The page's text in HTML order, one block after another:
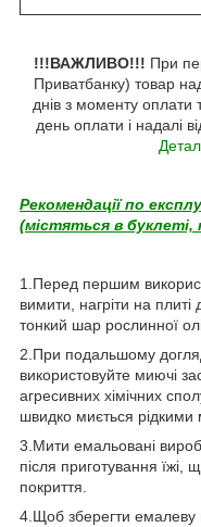
!!!ВАЖЛИВО!!! При
Приватбанку) товар
днів з моменту оплати
день оплати і надалі
Рекомендації по
(містяться в буклеті,
1.Перед першим
вимити, нагріти на
тонкий шар рослинної
2.При подальшому
використовуйте миючі
агресивних хімічних
швидко миється
3.Мити емальовані
після приготування
покриття.
4.Щоб зберегти